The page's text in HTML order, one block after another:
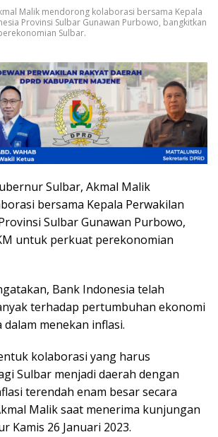
Malik mendorong kolaborasi bersama Kepala
Provinsi Sulbar Gunawan Purbowo, bangkitkan
Sulbar.
Sulbar, Akmal Malik
bersama Kepala Perwakilan
Sulbar Gunawan Purbowo,
untuk perkuat perekonomian
Bank Indonesia telah
terhadap pertumbuhan ekonomi
menekan inflasi.
kolaborasi yang harus
Sulbar menjadi daerah dengan
terendah enam besar secara
Malik saat menerima kunjungan
Kamis 26 Januari 2023.